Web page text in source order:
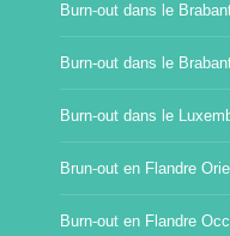
Burn-out dans le
Burn-out dans le
Burn-out dans le
Brun-out en Flandre
Burn-out en Flandre